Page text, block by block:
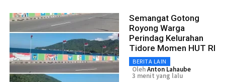
Semangat Gotong
Royong Warga
Perindag Kelurahan
Tidore Momen HUT RI
BERITA LAIN
OlehAnton Lahaube
3 menit yang lalu